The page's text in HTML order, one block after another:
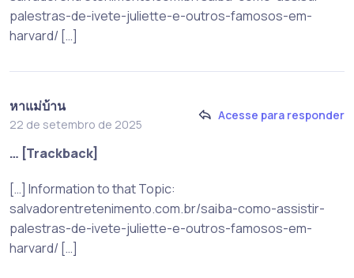
palestras-de-ivete-juliette-e-outros-famosos-em-
harvard/ […]
หาแม่บ้าน
22 de setembro de 2025
Acesse para responder
… [Trackback]
[…] Information to that Topic:
salvadorentretenimento.com.br/saiba-como-assistir-
palestras-de-ivete-juliette-e-outros-famosos-em-
harvard/ […]